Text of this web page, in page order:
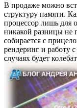
В продаже можно
структуру памяти.
процессор лишь для
никакой разницы не
собирается с
рендеринг и работу
случаях будет